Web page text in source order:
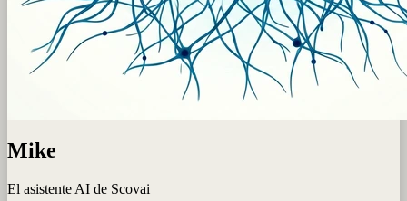
Mike
El asistente AI de Scovai